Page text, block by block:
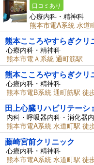
口コミあり
心療内科・精神科
熊本市電A系統 水道
熊本こころやすらぎクリ
心療内科・精神科
熊本市電Ａ系統 通町筋駅
熊本こころやすらぎクリ
心療内科・精神科
熊本市電B系統 通町筋駅 徒
田上心臓リハビリテーシ
内科・呼吸器内科・消化器
熊本市電A系統 水道町駅 徒
藤崎宮前クリニック
心療内科・精神科
熊本市電A系統 水道町駅 徒